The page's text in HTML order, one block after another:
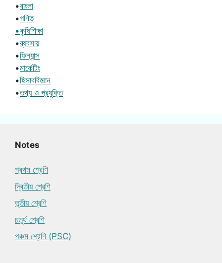
•বাংলা
•গণিত
•কৃষিশিক্ষা
•ব্যবসায়
•ফিন্যান্স
•মার্কেটিং
•হিসাববিজ্ঞান
•তথ্য ও প্রযুক্তি
Notes
প্রথম শ্রেণি
দ্বিতীয় শ্রেণি
তৃতীয় শ্রেণি
চতুর্থ শ্রেণি
পঞ্চম শ্রেণি (PSC)